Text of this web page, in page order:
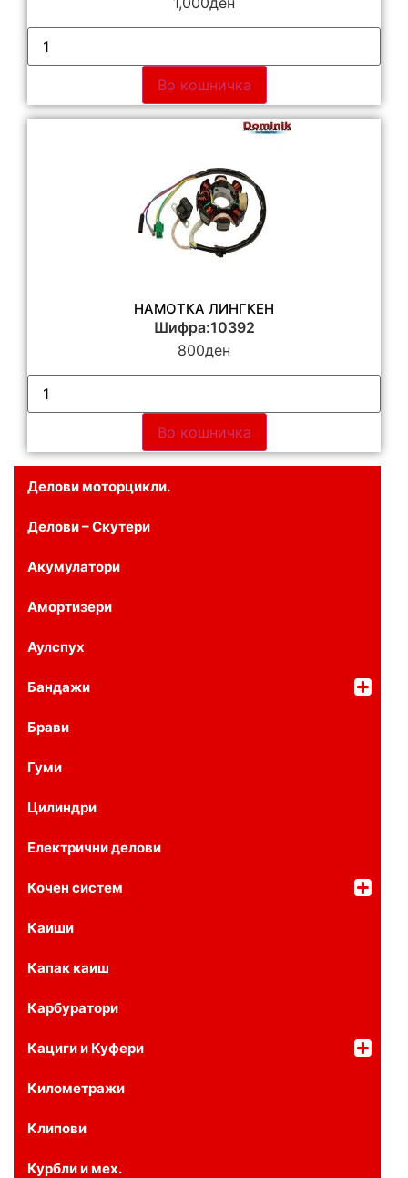
Делови моторцикли.
Делови – Скутери
Акумулатори
Амортизери
Аулспух
Бандажи
Брави
Гуми
Цилиндри
Електрични делови
Кочен систем
Каиши
Капак каиш
Карбуратори
Кациги и Куфери
Километражи
Клипови
Курбли и мех.
Во кошничка
НАМОТКА ЛИНГКЕН
Шифра:10392
800ден
Во кошничка